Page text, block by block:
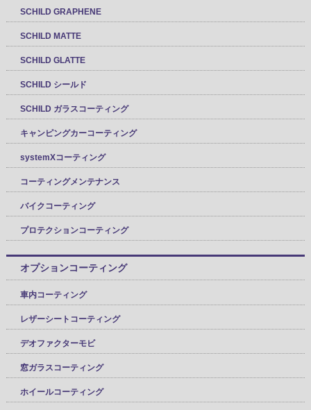
SCHILD GRAPHENE
SCHILD MATTE
SCHILD GLATTE
SCHILD シールド
SCHILD ガラスコーティング
キャンピングカーコーティング
systemXコーティング
コーティングメンテナンス
バイクコーティング
プロテクションコーティング
オプションコーティング
車内コーティング
レザーシートコーティング
デオファクターモビ
窓ガラスコーティング
ホイールコーティング